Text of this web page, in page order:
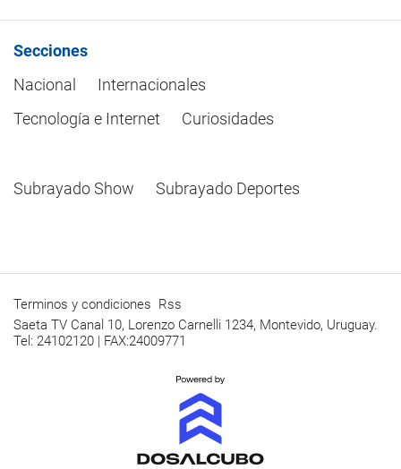
Secciones
Nacional
Internacionales
Tecnología e Internet
Curiosidades
Subrayado Show Subrayado Deportes
Terminos y condiciones Rss
Saeta TV Canal 10, Lorenzo Carnelli 1234, Montevido, Uruguay.
Tel: 24102120 | FAX:24009771